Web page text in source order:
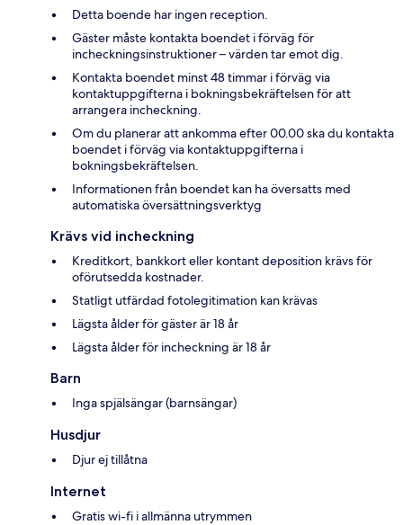
Detta boende har ingen reception.
Gäster måste kontakta boendet i förväg för
incheckningsinstruktioner – värden tar emot dig.
Kontakta boendet minst 48 timmar i förväg via
kontaktuppgifterna i bokningsbekräftelsen för att
arrangera incheckning.
Om du planerar att ankomma efter 00.00 ska du kontakta
boendet i förväg via kontaktuppgifterna i
bokningsbekräftelsen.
Informationen från boendet kan ha översatts med
automatiska översättningsverktyg
Krävs vid incheckning
Kreditkort, bankkort eller kontant deposition krävs för
oförutsedda kostnader.
Statligt utfärdad fotolegitimation kan krävas
Lägsta ålder för gäster är 18 år
Lägsta ålder för incheckning är 18 år
Barn
Inga spjälsängar (barnsängar)
Husdjur
Djur ej tillåtna
Internet
Gratis wi-fi i allmänna utrymmen